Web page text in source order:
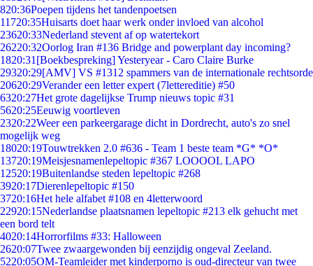
820:36Poepen tijdens het tandenpoetsen
11720:35Huisarts doet haar werk onder invloed van alcohol
23620:33Nederland stevent af op watertekort
26220:32Oorlog Iran #136 Bridge and powerplant day incoming?
1820:31 [Boekbespreking] Yesteryear - Caro Claire Burke
29320:29[AMV] VS #1312 spammers van de internationale rechtsorde
20620:29Verander een letter expert (7lettereditie) #50
6320:27Het grote dagelijkse Trump nieuws topic #31
5620:25Eeuwig voortleven
2320:22Weer een parkeergarage dicht in Dordrecht, auto's zo snel
mogelijk weg
18020:19Touwtrekken 2.0 #636 - Team 1 beste team *G* *O*
13720:19Meisjesnamenlepeltopic #367 LOOOOL LAPO
12520:19Buitenlandse steden lepeltopic #268
3920:17Dierenlepeltopic #150
3720:16Het hele alfabet #108 en 4letterwoord
22920:15Nederlandse plaatsnamen lepeltopic #213 elk gehucht met
een bord telt
4020:14Horrorfilms #33: Halloween
2620:07Twee zwaargewonden bij eenzijdig ongeval Zeeland.
5220:05OM-Teamleider met kinderporno is oud-directeur van twee